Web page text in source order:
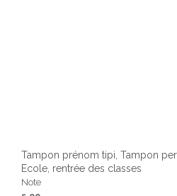
Tampon prénom tipi, Tampon
Ecole, rentrée des classes
Note